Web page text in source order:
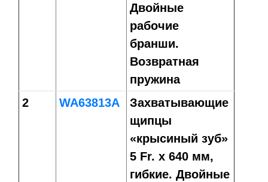
Двойные
рабочие
бранши.
Возвратная
пружина
2
WA63813A
Захватывающие
щипцы
«крысиный зуб»
5 Fr. х 640 мм,
гибкие. Двойные